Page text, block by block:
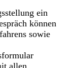
ein
können
sowie
allen